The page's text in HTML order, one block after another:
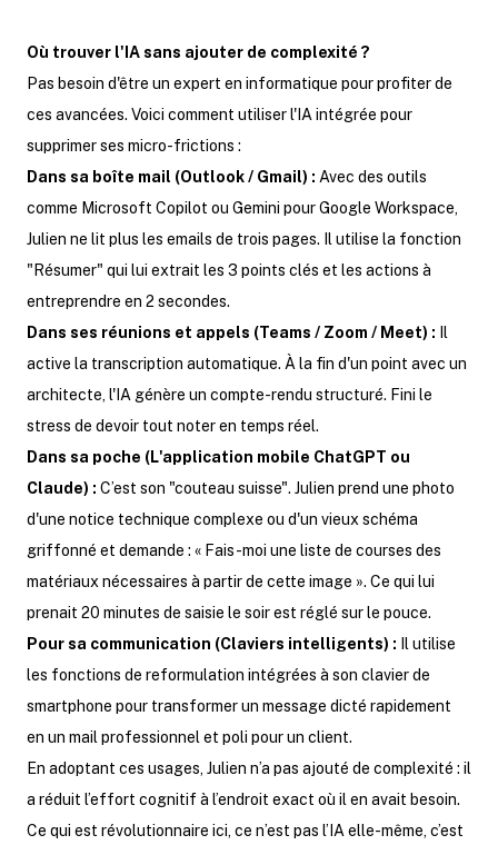
Où trouver l'IA sans ajouter de complexité ?
Pas besoin d'être un expert en informatique pour profiter de
ces avancées. Voici comment utiliser l'IA intégrée pour
supprimer ses micro-frictions :
Dans sa boîte mail (Outlook / Gmail) : Avec des outils
comme Microsoft Copilot ou Gemini pour Google Workspace,
Julien ne lit plus les emails de trois pages. Il utilise la fonction
"Résumer" qui lui extrait les 3 points clés et les actions à
entreprendre en 2 secondes.
Dans ses réunions et appels (Teams / Zoom / Meet) :
Il
active la transcription automatique. À la fin d'un point avec un
architecte, l'IA génère un compte-rendu structuré. Fini le
stress de devoir tout noter en temps réel.
Dans sa poche (L'application mobile ChatGPT ou
Claude) : C’est son "couteau suisse". Julien prend une photo
d'une notice technique complexe ou d'un vieux schéma
griffonné et demande : « Fais-moi une liste de courses des
matériaux nécessaires à partir de cette image ». Ce qui lui
prenait 20 minutes de saisie le soir est réglé sur le pouce.
Pour sa communication (Claviers intelligents) :
Il utilise
les fonctions de reformulation intégrées à son clavier de
smartphone pour transformer un message dicté rapidement
en un mail professionnel et poli pour un client.
En adoptant ces usages, Julien n’a pas ajouté de complexité : il
a réduit l’effort cognitif à l’endroit exact où il en avait besoin.
Ce qui est révolutionnaire ici, ce n’est pas l’IA elle-même, c’est